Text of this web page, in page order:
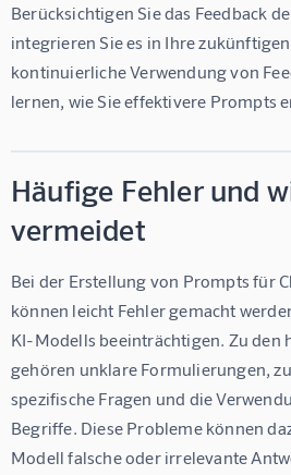
Berücksichtigen Sie das Feedback
integrieren Sie es in Ihre
kontinuierliche Verwendung von
lernen, wie Sie effektivere Prompts
Häufige Fehler und
vermeidet
Bei der Erstellung von Prompts für
können leicht Fehler gemacht
KI-Modells beeinträchtigen. Zu den
gehören unklare Formulierungen,
spezifische Fragen und die
Begriffe. Diese Probleme können
Modell falsche oder irrelevante